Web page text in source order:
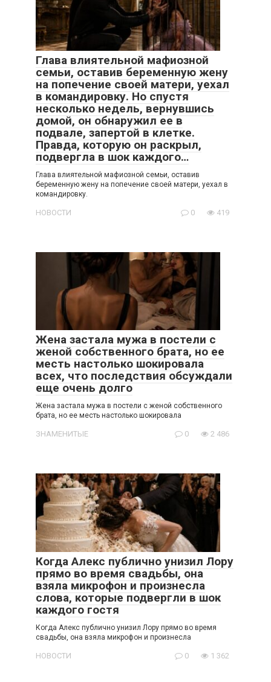
Глава влиятельной мафиозной
семьи, оставив беременную жену
на попечение своей матери, уехал
в командировку. Но спустя
несколько недель, вернувшись
домой, он обнаружил ее в
подвале, запертой в клетке.
Правда, которую он раскрыл,
подвергла в шок каждого…
Глава влиятельной мафиозной семьи, оставив
беременную жену на попечение своей матери, уехал в
командировку.
НОВОСТИ 0 419
Жена застала мужа в постели с
женой собственного брата, но ее
месть настолько шокировала
всех, что последствия обсуждали
еще очень долго
Жена застала мужа в постели с женой собственного
брата, но ее месть настолько шокировала
ЗНАМЕНИТЫЕ 0 2 486
Когда Алекс публично унизил Лору
прямо во время свадьбы, она
взяла микрофон и произнесла
слова, которые подвергли в шок
каждого гостя
Когда Алекс публично унизил Лору прямо во время
свадьбы, она взяла микрофон и произнесла
НОВОСТИ 0 1 362